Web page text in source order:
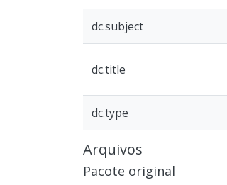
dc.subject
dc.title
dc.type
Arquivos
Pacote original